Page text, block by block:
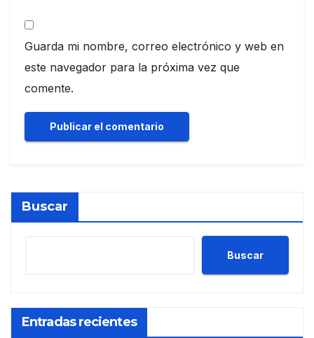
Guarda mi nombre, correo electrónico y web en
este navegador para la próxima vez que
comente.
Buscar
Buscar
Entradas recientes